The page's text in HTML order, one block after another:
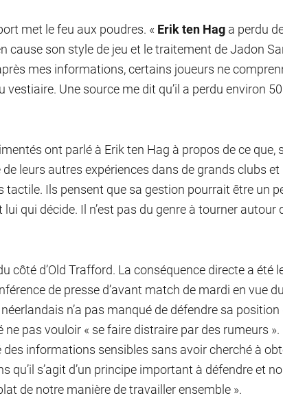
met le feu aux poudres. « Erik ten Hag a perdu
cause son style de jeu et le traitement de Jadon
mes informations, certains joueurs ne
vestiaire. Une source me dit qu’il a perdu environ
ont parlé à Erik ten Hag à propos de ce que,
leurs autres expériences dans de grands clubs
Ils pensent que sa gestion pourrait être un
lui qui décide. Il n’est pas du genre à tourner autour
côté d’Old Trafford. La conséquence directe a été
de presse d’avant match de mardi en vue
n’a pas manqué de défendre sa
pas vouloir « se faire distraire par des rumeurs ».
des informations sensibles sans avoir cherché à
qu’il s’agit d’un principe important à défendre et
de notre manière de travailler ensemble ».